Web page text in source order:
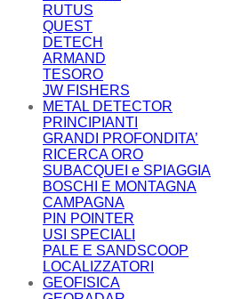
RUTUS
QUEST
DETECH
ARMAND
TESORO
JW FISHERS
METAL DETECTOR
PRINCIPIANTI
GRANDI PROFONDITA’
RICERCA ORO
SUBACQUEI e SPIAGGIA
BOSCHI E MONTAGNA
CAMPAGNA
PIN POINTER
USI SPECIALI
PALE E SANDSCOOP
LOCALIZZATORI
GEOFISICA